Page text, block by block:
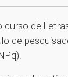
de
de